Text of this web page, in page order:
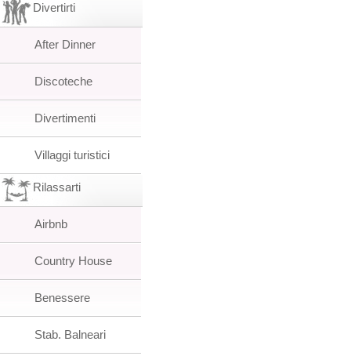
Divertirti
After Dinner
Discoteche
Divertimenti
Villaggi turistici
Rilassarti
Airbnb
Country House
Benessere
Stab. Balneari